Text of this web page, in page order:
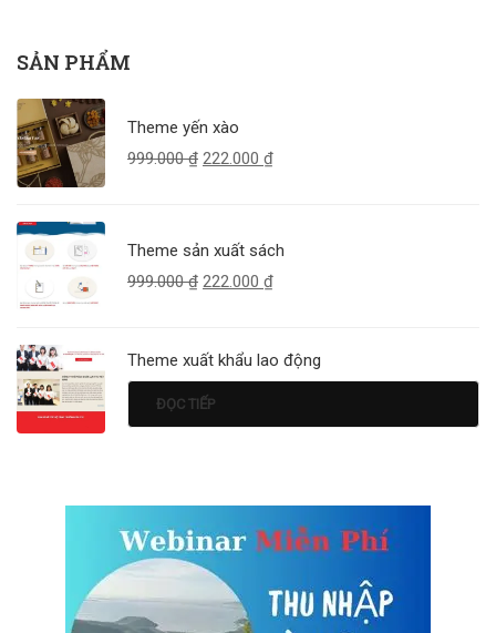
SẢN PHẨM
Theme yến xào
999.000₫ 222.000 ₫
Theme sản xuất sách
999.000₫ 222.000 ₫
Theme xuất khẩu lao động
ĐỌC TIẾP